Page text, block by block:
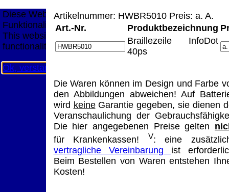
Artikelnummer: HWBR5010 Preis: a. A.
Art.-Nr.
Produktbezeichnung
Braillezeile InfoDot
40ps
Die Waren können im Design und Farbe
den Abbildungen abweichen! Auf
wird keineGarantie gegeben, sie dienen
Veranschaulichung der
Die hier angegebenen Preise gelten
für Krankenkassen!
V: eine
vertragliche Vereinbarung ist
Beim Bestellen von Waren entstehen
Kosten!
Diese Website nutzt Cookies, um bestmögliche
Funktionalität bieten zu können.
This website uses cookies to provide the best possible
functionality.
Ok, verstanden